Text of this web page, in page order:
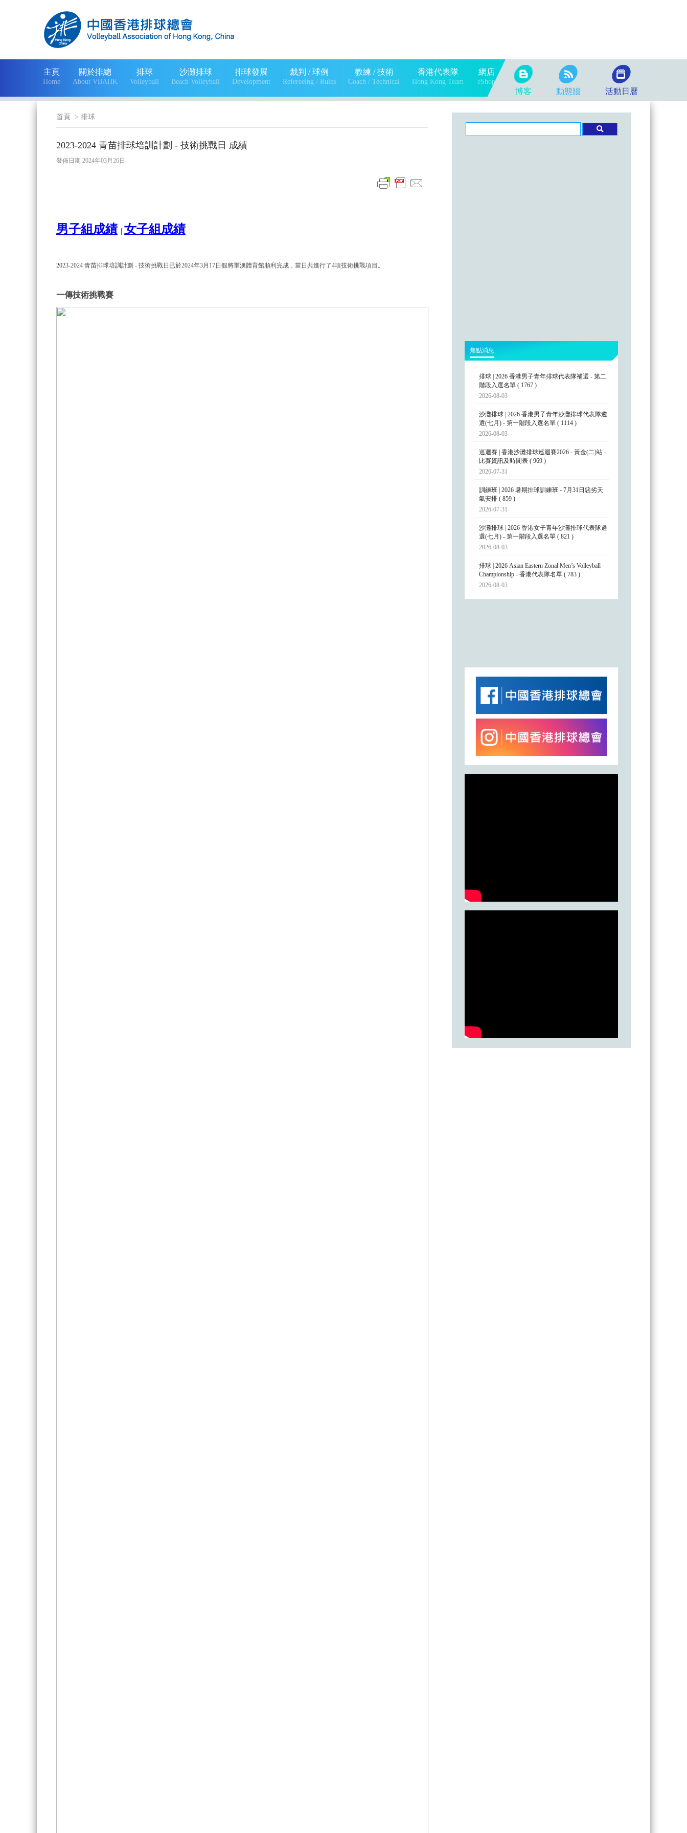
主頁
Home
關於排總
About VBAHK
排球
Volleyball
沙灘排球
Beach Volleyball
排球發展
Development
裁判 / 球例
Refereeing / Rules
教練 / 技術
Coach / Technical
香港代表隊
Hong Kong Team
網店
eShop
博客 動態牆 活動日曆
首頁 > 排球
2023-2024 青苗排球培訓計劃 - 技術挑戰日 成績
發佈日期 2024年03月26日
男子組成績 | 女子組 成績
2023-2024 青苗排球培訓計劃 - 技術挑戰日已於2024年3月17日假將軍澳體育館順利完成，當日共進行了4項技術挑戰項目。
一傳技術挑戰賽
焦點消息
排球 | 2026 香港男子青年排球代表隊補選 - 第二
階段入選名單 ( 1767 )
2026-08-03
沙灘排球 | 2026 香港男子青年沙灘排球代表隊遴
選(七月) - 第一階段入選名單 ( 1114 )
2026-08-03
巡迴賽 | 香港沙灘排球巡迴賽2026 - 黃金(二)站 -
比賽資訊及時間表 ( 969 )
2026-07-31
訓練班 | 2026 暑期排球訓練班 - 7月31日惡劣天
氣安排 ( 859 )
2026-07-31
沙灘排球 | 2026 香港女子青年沙灘排球代表隊遴
選(七月) - 第一階段入選名單 ( 821 )
2026-08-03
排球 | 2026 Asian Eastern Zonal Men’s Volleyball
Championship - 香港代表隊名單 ( 783 )
2026-08-03